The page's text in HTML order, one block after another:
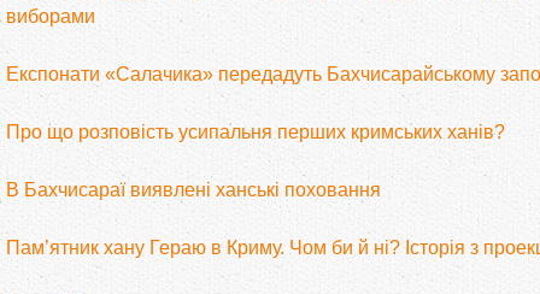
виборами
Експонати «Салачика» передадуть Бахчисарайському
Про що розповість усипальня перших кримських ханів?
В Бахчисараї виявлені ханські поховання
Пам’ятник хану Гераю в Криму. Чом би й ні? Історія з